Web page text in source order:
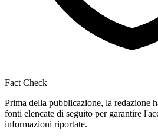
Fact Check
Prima della pubblicazione, la redazione
fonti elencate di seguito per garantire
informazioni riportate.